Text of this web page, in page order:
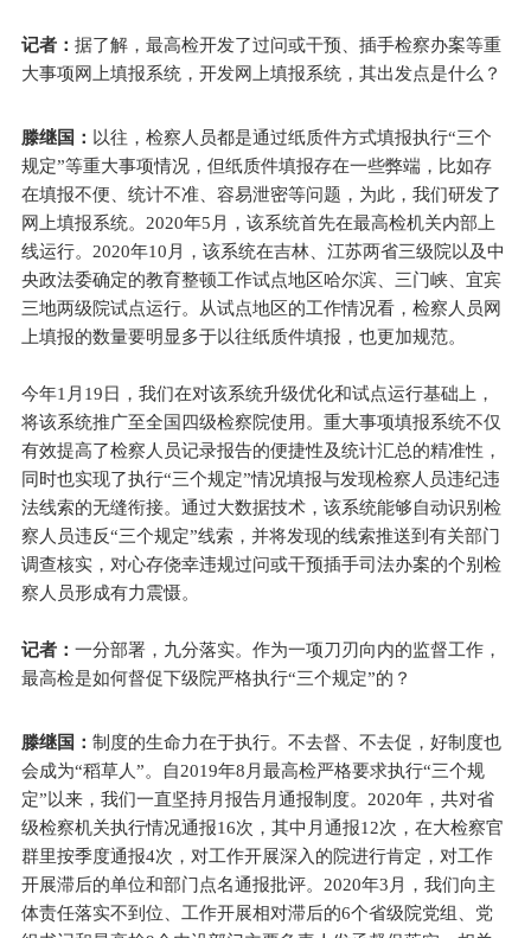
记者：据了解，最高检开发了过问或干预、插手检察办案等重
大事项网上填报系统，开发网上填报系统，其出发点是什么？
滕继国： 以往，检察人员都是通过纸质件方式填报执行“三个
规定”等重大事项情况，但纸质件填报存在一些弊端，比如存
在填报不便、统计不准、容易泄密等问题，为此，我们研发了
网上填报系统。2020年5月，该系统首先在最高检机关内部上
线运行。2020年10月，该系统在吉林、江苏两省三级院以及中
央政法委确定的教育整顿工作试点地区哈尔滨、三门峡、宜宾
三地两级院试点运行。从试点地区的工作情况看，检察人员网
上填报的数量要明显多于以往纸质件填报，也更加规范。
今年1月19日，我们在对该系统升级优化和试点运行基础上，
将该系统推广至全国四级检察院使用。重大事项填报系统不仅
有效提高了检察人员记录报告的便捷性及统计汇总的精准性，
同时也实现了执行“三个规定”情况填报与发现检察人员违纪违
法线索的无缝衔接。通过大数据技术，该系统能够自动识别检
察人员违反“三个规定”线索，并将发现的线索推送到有关部门
调查核实，对心存侥幸违规过问或干预插手司法办案的个别检
察人员形成有力震慑。
记者：一分部署，九分落实。作为一项刀刃向内的监督工作，
最高检是如何督促下级院严格执行“三个规定”的？
滕继国：制度的生命力在于执行。不去督、不去促，好制度也
会成为“稻草人”。自2019年8月最高检严格要求执行“三个规
定”以来，我们一直坚持月报告月通报制度。2020年，共对省
级检察机关执行情况通报16次，其中月通报12次，在大检察官
群里按季度通报4次，对工作开展深入的院进行肯定，对工作
开展滞后的单位和部门点名通报批评。2020年3月，我们向主
体责任落实不到位、工作开展相对滞后的6个省级院党组、党